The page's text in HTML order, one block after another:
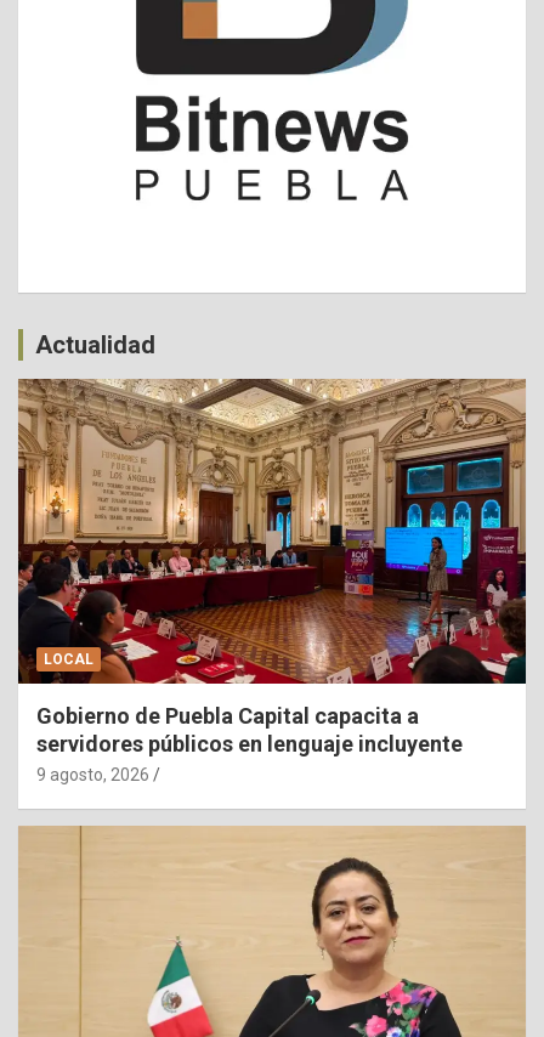
Actualidad
LOCAL
Gobierno de Puebla Capital capacita a
servidores públicos en lenguaje incluyente
9 agosto, 2026